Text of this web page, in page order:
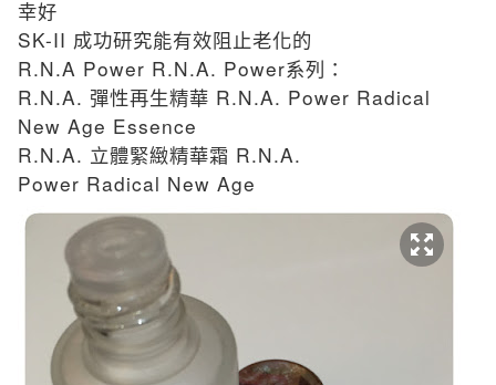
幸好
SK-II 成功研究能有效阻止老化的
R.N.A Power R.N.A. Power系列：
R.N.A. 彈性再生精華 R.N.A. Power Radical
New Age Essence
R.N.A. 立體緊緻精華霜 R.N.A.
Power Radical New Age